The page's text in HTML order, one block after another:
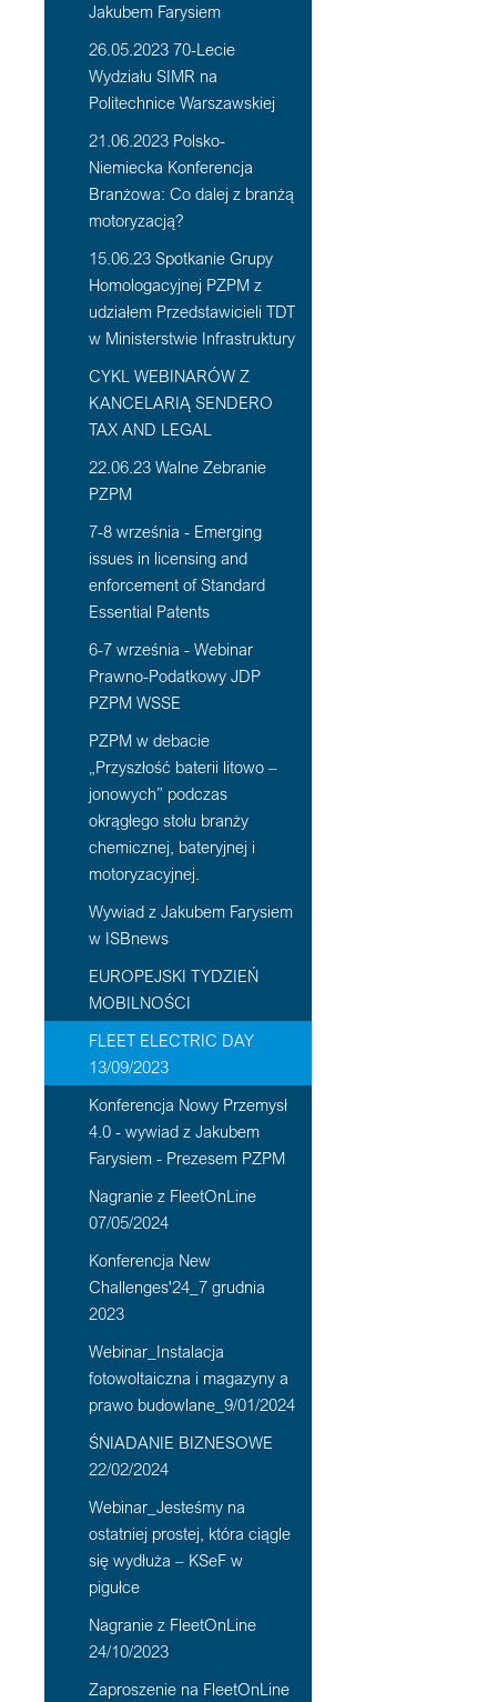
Jakubem Farysiem
26.05.2023 70-Lecie
Wydziału SIMR na
Politechnice Warszawskiej
21.06.2023 Polsko-
Niemiecka Konferencja
Branżowa: Co dalej z branżą
motoryzacją?
15.06.23 Spotkanie Grupy
Homologacyjnej PZPM z
udziałem Przedstawicieli TDT
w Ministerstwie Infrastruktury
CYKL WEBINARÓW Z
KANCELARIĄ SENDERO
TAX AND LEGAL
22.06.23 Walne Zebranie
PZPM
7-8 września - Emerging
issues in licensing and
enforcement of Standard
Essential Patents
6-7 września - Webinar
Prawno-Podatkowy JDP
PZPM WSSE
PZPM w debacie
„Przyszłość baterii litowo –
jonowych” podczas
okrągłego stołu branży
chemicznej, bateryjnej i
motoryzacyjnej.
Wywiad z Jakubem Farysiem
w ISBnews
EUROPEJSKI TYDZIEŃ
MOBILNOŚCI
FLEET ELECTRIC DAY
13/09/2023
Konferencja Nowy Przemysł
4.0 - wywiad z Jakubem
Farysiem - Prezesem PZPM
Nagranie z FleetOnLine
07/05/2024
Konferencja New
Challenges'24_7 grudnia
2023
Webinar_Instalacja
fotowoltaiczna i magazyny a
prawo budowlane_9/01/2024
ŚNIADANIE BIZNESOWE
22/02/2024
Webinar_Jesteśmy na
ostatniej prostej, która ciągle
się wydłuża – KSeF w
pigułce
Nagranie z FleetOnLine
24/10/2023
Zaproszenie na FleetOnLine